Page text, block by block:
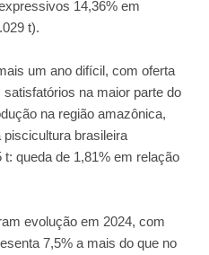
14,36% em
t).
um ano difícil, com oferta
na maior parte do
na região amazônica,
brasileira
queda de 1,81% em relação
evolução em 2024, com
7,5% a mais do que no